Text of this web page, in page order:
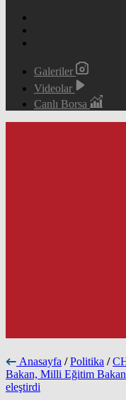
Galeriler
Videolar
Canlı Borsa
Anasayfa / Politika /
Bakan, Milli Eğitim
eleştirdi